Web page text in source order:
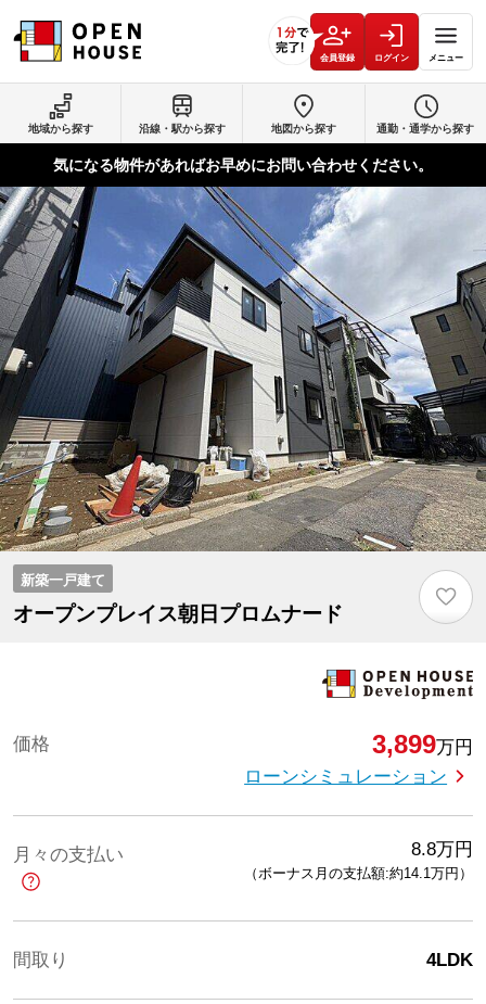
会員登録 ログイン メニュー
地域から探す 沿線・駅から探す 地図から探す 通勤・通学から探す
気になる物件があればお早めにお問い合わせください。
新築一戸建て
オープンプレイス朝日プロムナード
♡
価格 3,899万円
ローンシミュレーション
月々の支払い 8.8万円
（ボーナス月の支払額:約14.1万円 ）
間取り 4LDK